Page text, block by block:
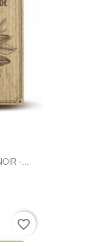
-...
favorite_border